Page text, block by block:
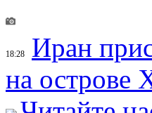
18:28
Иран
на острове